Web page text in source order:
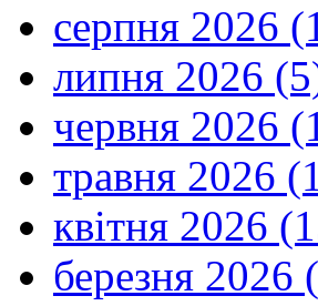
серпня 2026
липня 2026
червня 2026
травня 2026
квітня 2026
березня 2026